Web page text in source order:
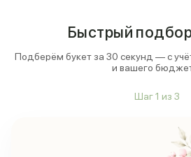
Быстрый
Подберём букет за 30 секунд — с
и вашего
Шаг1 из 3